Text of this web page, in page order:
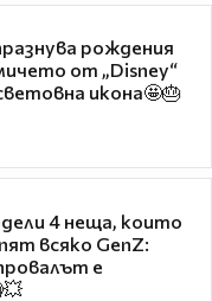
рождения
от „Disney“
икона🤩🎂
4 неща, които
всяко GenZ:
е